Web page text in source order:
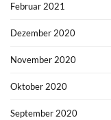
Februar 2021
Dezember 2020
November 2020
Oktober 2020
September 2020